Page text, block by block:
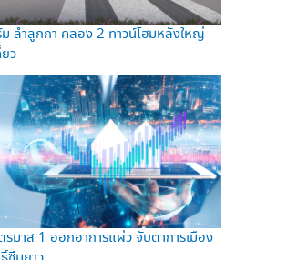
ลำลูกกา คลอง 2 ทาวน์โฮมหลังใหญ่
ว
รมาส 1 ออกอาการแผ่ว จับตาการเมือง